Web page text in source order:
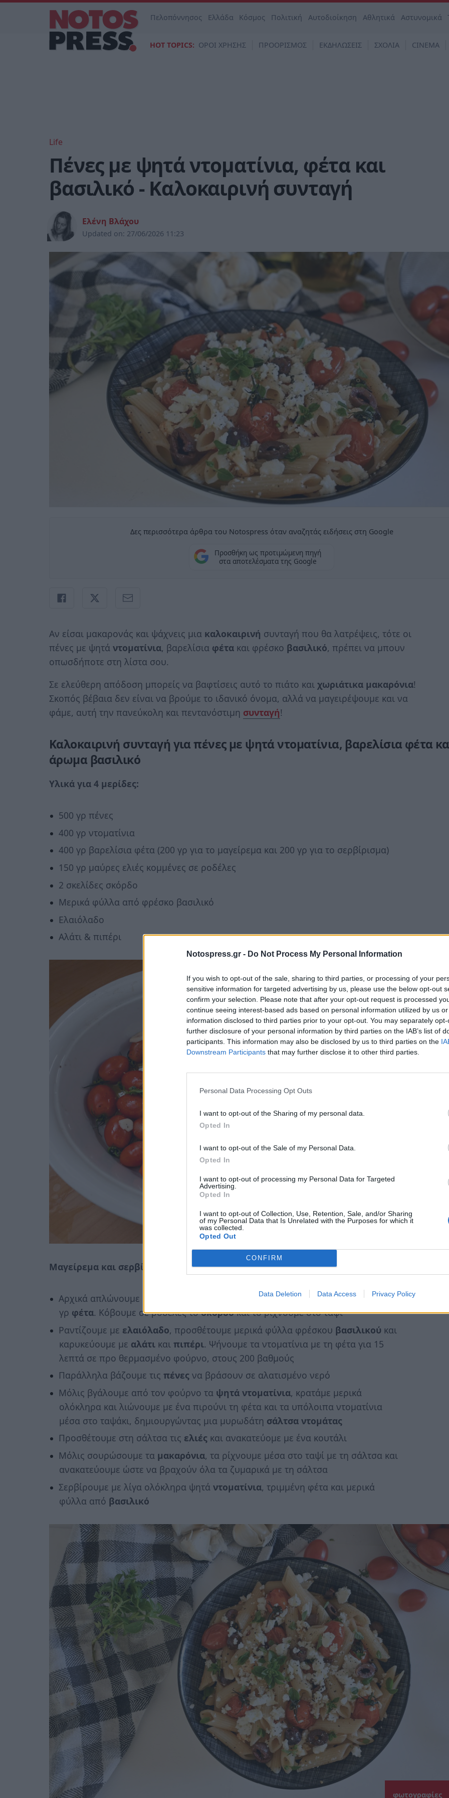
Notospress.gr - Do Not Process My Personal Information
If you wish to opt-out of the sale, sharing to third parties, or processing of your
sensitive information for targeted advertising by us, please use the below opt-out
confirm your selection. Please note that after your opt-out request is processed
continue seeing interest-based ads based on personal information utilized by us
information disclosed to third parties prior to your opt-out. You may separately
further disclosure of your personal information by third parties on the IAB’s list of
participants. This information may also be disclosed by us to third parties on the
Downstream Participants that may further disclose it to other third parties.
Personal Data Processing Opt Outs
I want to opt-out of the Sharing of my personal data.
Opted In
I want to opt-out of the Sale of my Personal Data.
Opted In
I want to opt-out of processing my Personal Data for Targeted
Advertising.
Opted In
I want to opt-out of Collection, Use, Retention, Sale, and/or Sharing
of my Personal Data that Is Unrelated with the Purposes for which it
was collected.
Opted Out
CONFIRM
Data Deletion Data Access Privacy Policy
Πελοπόννησος Ελλάδα Κόσμος Πολιτική Αυτοδιοίκηση Αθλητικά Αστυνομικά
HOT TOPICS: ΟΡΟΙ ΧΡΗΣΗΣ ΠΡΟΟΡΙΣΜΟΣ ΕΚΔΗΛΩΣΕΙΣ ΣΧΟΛΙΑ CINEMA
Life
Πένες με ψητά ντοματίνια, φέτα και
βασιλικό - Καλοκαιρινή συνταγή
Ελένη Βλάχου
Updated on: 27/06/2026 11:23
Δες περισσότερα άρθρα του Notospress όταν αναζητάς ειδήσεις στη Google
Προσθήκη ως προτιμώμενη πηγή
στα αποτελέσματα της Google
Αν είσαι μακαρονάς και ψάχνεις μια καλοκαιρινή συνταγή που θα λατρέψεις, τότε οι
πένες με ψητά ντοματίνια, βαρελίσια φέτα και φρέσκο βασιλικό, πρέπει να μπουν
οπωσδήποτε στη λίστα σου.
Σε ελεύθερη απόδοση μπορείς να βαφτίσεις αυτό το πιάτο και χωριάτικα μακαρόνια!
Σκοπός βέβαια δεν είναι να βρούμε το ιδανικό όνομα, αλλά να μαγειρέψουμε και να
φάμε, αυτή την πανεύκολη και πεντανόστιμη συνταγή!
Καλοκαιρινή συνταγή για πένες με ψητά ντοματίνια, βαρελίσια φέτα
άρωμα βασιλικό
Υλικά για 4 μερίδες:
500 γρ πένες
400 γρ ντοματίνια
400 γρ βαρελίσια φέτα (200 γρ για το μαγείρεμα και 200 γρ για το σερβίρισμα)
150 γρ μαύρες ελιές κομμένες σε ροδέλες
2 σκελίδες σκόρδο
Μερικά φύλλα από φρέσκο βασιλικό
Ελαιόλαδο
Αλάτι & πιπέρι
Μαγείρεμα και σερβίρισμα:
Αρχικά απλώνουμε σε ένα ταψάκι ή πυρέξ, ολόκληρα ταντοματίνιακαι τα 200
γρ φέτα. Κόβουμε σε ροδέλες τοσκόρδοκαι το ρίχνουμε στο ταψί
Ραντίζουμε με ελαιόλαδο, προσθέτουμε μερικά φύλλα φρέσκου βασιλικού και
καρυκεύουμε με αλάτικαι πιπέρι. Ψήνουμε τα ντοματίνια με τη φέτα για 15
λεπτά σε προ θερμασμένο φούρνο, στους 200 βαθμούς
Παράλληλα βάζουμε τις πένεςνα βράσουν σε αλατισμένο νερό
Μόλις βγάλουμε από τον φούρνο τα ψητά ντοματίνια, κρατάμε μερικά
ολόκληρα και λιώνουμε με ένα πιρούνι τη φέτα και τα υπόλοιπα ντοματίνια
μέσα στο ταψάκι, δημιουργώντας μια μυρωδάτη σάλτσα ντομάτας
Προσθέτουμε στη σάλτσα τις ελιέςκαι ανακατεύομε με ένα κουτάλι
Μόλις σουρώσουμε τα μακαρόνια, τα ρίχνουμε μέσα στο ταψί με τη σάλτσα και
ανακατεύουμε ώστε να βραχούν όλα τα ζυμαρικά με τη σάλτσα
Σερβίρουμε με λίγα ολόκληρα ψητά ντοματίνια, τριμμένη φέτα και μερικά
φύλλα από βασιλικό
φωτογραφίες